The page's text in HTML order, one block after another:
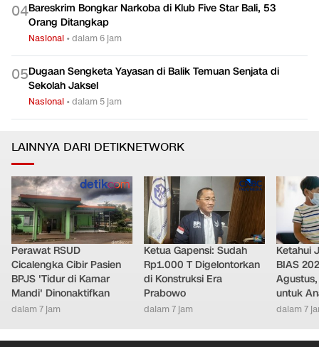
04Bareskrim Bongkar Narkoba di Klub Five Star Bali, 53
Orang Ditangkap
Nasional •dalam 6 jam
05Dugaan Sengketa Yayasan di Balik Temuan Senjata di
Sekolah Jaksel
Nasional •dalam 5 jam
LAINNYA DARI DETIKNETWORK
Perawat RSUD
Cicalengka Cibir Pasien
BPJS 'Tidur di Kamar
Mandi' Dinonaktifkan
dalam 7 jam
Ketua Gapensi: Sudah
Rp1.000 T Digelontorkan
di Konstruksi Era
Prabowo
dalam 7 jam
Ketahui
BIAS
untuk
dalam 7